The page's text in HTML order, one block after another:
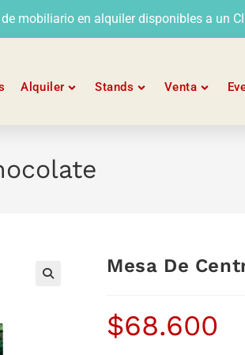
mobiliario en alquiler disponibles a un
Alquiler Stands Venta
Mesa De
$68.600